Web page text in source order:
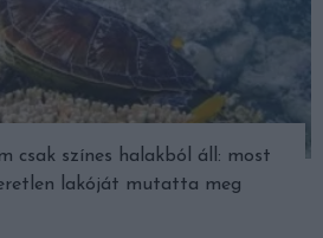
csak színes halakból áll: most
lakóját mutatta meg